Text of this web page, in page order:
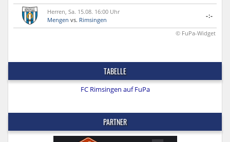
Herren, Sa. 15.08. 16:00 Uhr
Mengen vs. Rimsingen
-:-
© FuPa-Widget
TABELLE
FC Rimsingen auf FuPa
PARTNER